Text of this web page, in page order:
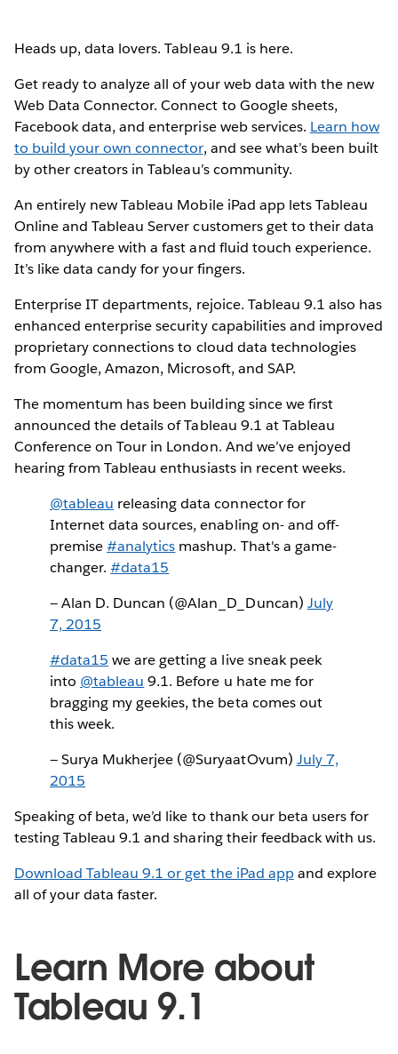
Heads up, data lovers. Tableau 9.1 is here.
Get ready to analyze all of your web data with the new
Web Data Connector. Connect to Google sheets,
Facebook data, and enterprise web services. Learn how
to build your own connector, and see what’s been built
by other creators in Tableau’s community.
An entirely new Tableau Mobile iPad app lets Tableau
Online and Tableau Server customers get to their data
from anywhere with a fast and fluid touch experience.
It’s like data candy for your fingers.
Enterprise IT departments, rejoice. Tableau 9.1 also has
enhanced enterprise security capabilities and improved
proprietary connections to cloud data technologies
from Google, Amazon, Microsoft, and SAP.
The momentum has been building since we first
announced the details of Tableau 9.1 at Tableau
Conference on Tour in London. And we’ve enjoyed
hearing from Tableau enthusiasts in recent weeks.
@tableau releasing data connector for
Internet data sources, enabling on- and off-
premise#analytics mashup. That's a game-
changer.#data15
— Alan D. Duncan (@Alan_D_Duncan) July
7, 2015
#data15 we are getting a live sneak peek
into @tableau 9.1. Before u hate me for
bragging my geekies, the beta comes out
this week.
— Surya Mukherjee (@SuryaatOvum) July 7,
2015
Speaking of beta, we’d like to thank our beta users for
testing Tableau 9.1 and sharing their feedback with us.
Download Tableau 9.1 or get the iPad appand explore
all of your data faster.
Learn More about
Tableau 9.1